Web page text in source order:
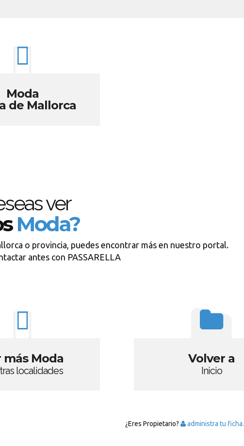
Moda
de Mallorca
ver
Moda?
o provincia, puedes encontrar más en nuestro portal.
antes con PASSARELLA
más Moda
localidades
Volver a
Inicio
¿Eres Propietario? administra tu ficha.